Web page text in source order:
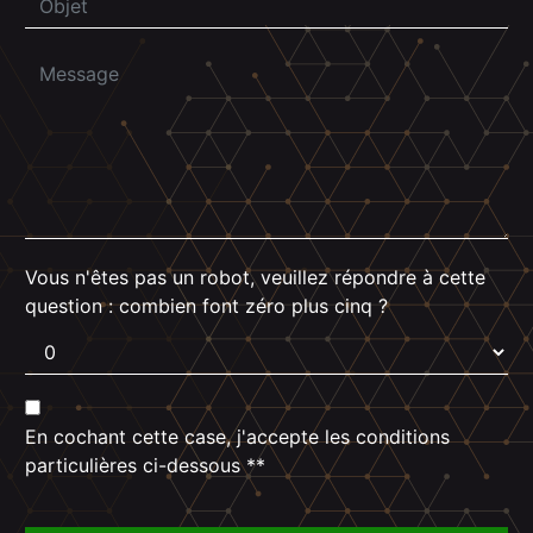
Vous n'êtes pas un robot, veuillez répondre à cette
question : combien font zéro plus cinq ?
En cochant cette case, j'accepte les conditions
particulières ci-dessous **